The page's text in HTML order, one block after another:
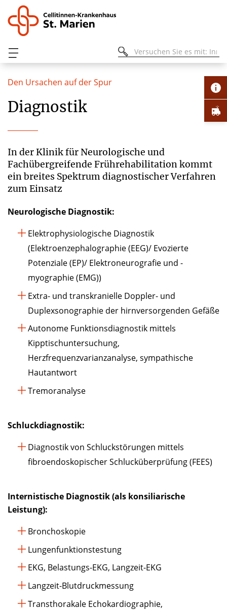
Den Ursachen auf der Spur
Diagnostik
In der Klinik für Neurologische und
Fachübergreifende Frührehabilitation kommt
ein breites Spektrum diagnostischer Verfahren
zum Einsatz
Neurologische Diagnostik:
Elektrophysiologische Diagnostik
(Elektroenzephalographie (EEG)/ Evozierte
Potenziale (EP)/ Elektroneurografie und -
myographie (EMG))
Extra- und transkranielle Doppler- und
Duplexsonographie der hirnversorgenden Gefäße
Autonome Funktionsdiagnostik mittels
Kipptischuntersuchung,
Herzfrequenzvarianzanalyse, sympathische
Hautantwort
Tremoranalyse
Schluckdiagnostik:
Diagnostik von Schluckstörungen mittels
fibroendoskopischer Schlucküberprüfung (FEES)
Internistische Diagnostik (als konsiliarische
Leistung):
Bronchoskopie
Lungenfunktionstestung
EKG, Belastungs-EKG, Langzeit-EKG
Langzeit-Blutdruckmessung
Transthorakale Echokardiographie,